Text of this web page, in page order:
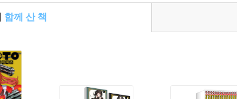
함께 산 책